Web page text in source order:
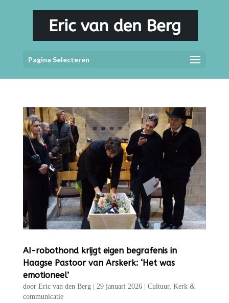
Pagina Selecteren
AI-robothond krijgt eigen begrafenis in
Haagse Pastoor van Arskerk: ‘Het was
emotioneel’
door Eric van den Berg| 29 januari 2026| Cultuur, Kerk &
communicatie